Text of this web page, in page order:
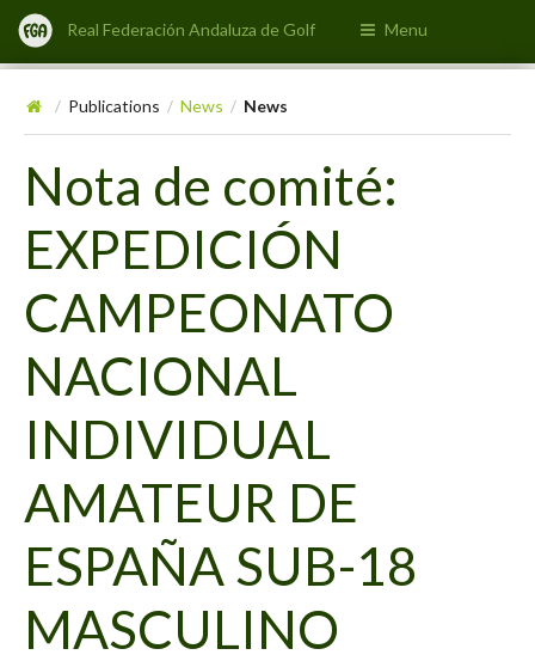
Real Federación Andaluza de Golf Menu
/ Publications / News / News
Nota de comité:
EXPEDICIÓN
CAMPEONATO
NACIONAL
INDIVIDUAL
AMATEUR DE
ESPAÑA SUB-18
MASCULINO